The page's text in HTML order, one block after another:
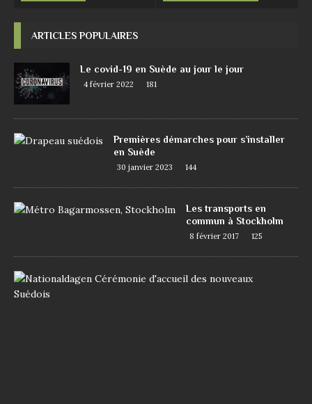
ARTICLES POPULAIRES
Le covid-19 en Suède au jour le jour
4 février 2022 181
Premières démarches pour s’installer
en Suède
30 janvier 2023 144
Les transports en
commun à Stockholm
8 février 2017 125